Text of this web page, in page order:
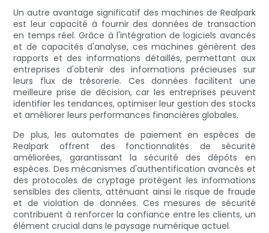
Un autre avantage significatif des machines de Realpark
est leur capacité à fournir des données de transaction
en temps réel. Grâce à l'intégration de logiciels avancés
et de capacités d'analyse, ces machines génèrent des
rapports et des informations détaillés, permettant aux
entreprises d'obtenir des informations précieuses sur
leurs flux de trésorerie. Ces données facilitent une
meilleure prise de décision, car les entreprises peuvent
identifier les tendances, optimiser leur gestion des stocks
et améliorer leurs performances financières globales.
De plus, les automates de paiement en espèces de
Realpark offrent des fonctionnalités de sécurité
améliorées, garantissant la sécurité des dépôts en
espèces. Des mécanismes d'authentification avancés et
des protocoles de cryptage protègent les informations
sensibles des clients, atténuant ainsi le risque de fraude
et de violation de données. Ces mesures de sécurité
contribuent à renforcer la confiance entre les clients, un
élément crucial dans le paysage numérique actuel.